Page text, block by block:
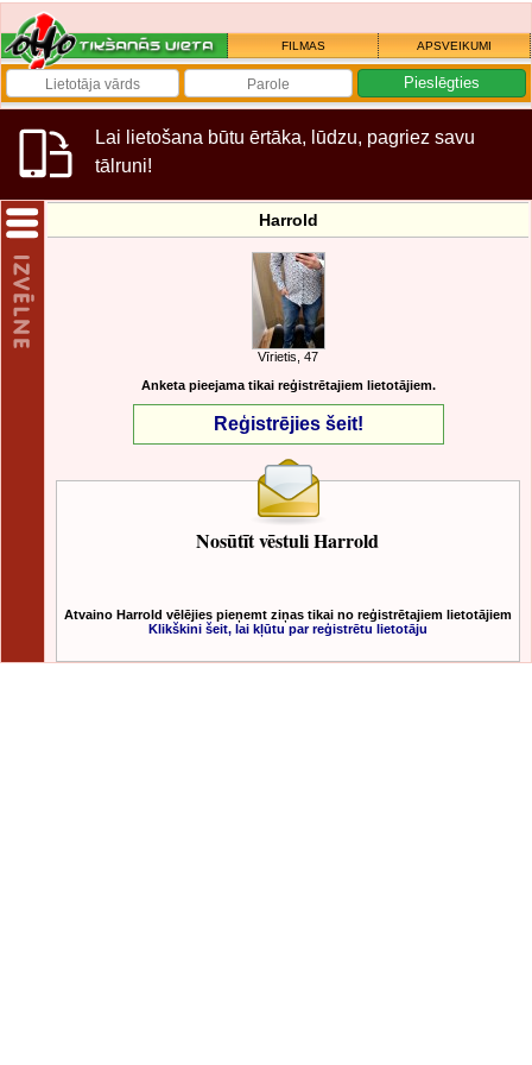
FILMAS APSVEIKUMI
Lai lietošana būtu ērtāka, lūdzu, pagriez savu
tālruni!
Harrold
Vīrietis, 47
Anketa pieejama tikai reģistrētajiem lietotājiem.
Reģistrējies šeit!
Nosūtīt vēstuli Harrold
Atvaino Harrold vēlējies pieņemt ziņas tikai no reģistrētajiem lietotājiem
Klikškini šeit, lai kļūtu par reģistrētu lietotāju